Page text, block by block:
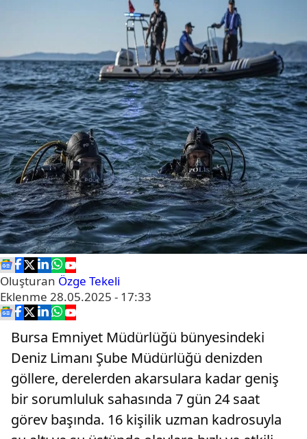
Oluşturan Özge Tekeli
Eklenme 28.05.2025 - 17:33
Bursa Emniyet Müdürlüğü bünyesindeki
Deniz Limanı Şube Müdürlüğü denizden
göllere, derelerden akarsulara kadar geniş
bir sorumluluk sahasında 7 gün 24 saat
görev başında. 16 kişilik uzman kadrosuyla